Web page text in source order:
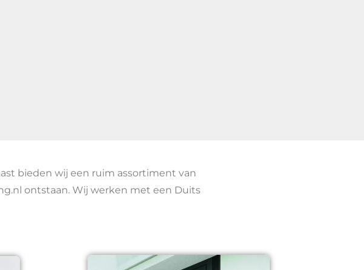
bieden wij een ruim assortiment van
ontstaan. Wij werken met een Duits